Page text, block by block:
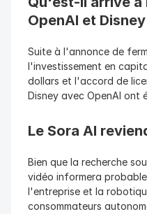
OpenAI et Disney
Suite à l'annonce de
l'investissement en
dollars et l'accord de
Disney avec OpenAI ont
Le Sora AI
Bien que la recherche
vidéo informera
l'entreprise et la
consommateurs